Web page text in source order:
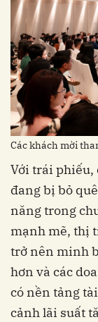
Các khách mời
Với trái phiếu,
đang bị bỏ
năng trong
mạnh mẽ, thị
trở nên minh
hơn và các
có nền tảng
cảnh lãi suất